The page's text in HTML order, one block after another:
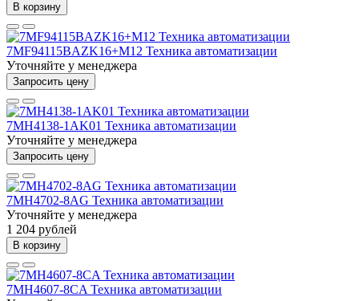
В корзину
7MF94115BAZK16+M12 Техника автоматизации
Уточняйте у менеджера
Запросить цену
7MH4138-1AK01 Техника автоматизации
Уточняйте у менеджера
Запросить цену
7MH4702-8AG Техника автоматизации
Уточняйте у менеджера
1 204 рублей
В корзину
7MH4607-8CA Техника автоматизации